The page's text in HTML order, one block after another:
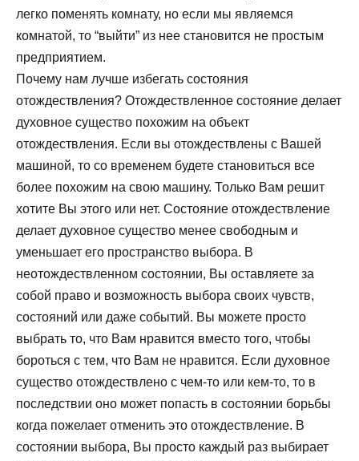
легко поменять комнату, но если мы являемся
комнатой, то “выйти” из нее становится не простым
предприятием.
Почему нам лучше избегать состояния
отождествления? Отождествленное состояние делает
духовное существо похожим на объект
отождествления. Если вы отождествлены с Вашей
машиной, то со временем будете становиться все
более похожим на свою машину. Только Вам решит
хотите Вы этого или нет. Состояние отождествление
делает духовное существо менее свободным и
уменьшает его пространство выбора. В
неотождествленном состоянии, Вы оставляете за
собой право и возможность выбора своих чувств,
состояний или даже событий. Вы можете просто
выбрать то, что Вам нравится вместо того, чтобы
бороться с тем, что Вам не нравится. Если духовное
существо отождествлено с чем-то или кем-то, то в
последствии оно может попасть в состоянии борьбы
когда пожелает отменить это отождествление. В
состоянии выбора, Вы просто каждый раз выбирает